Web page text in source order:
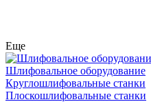
Еще
Шлифовальное оборудование
Круглошлифовальные станки
Плоскошлифовальные станки